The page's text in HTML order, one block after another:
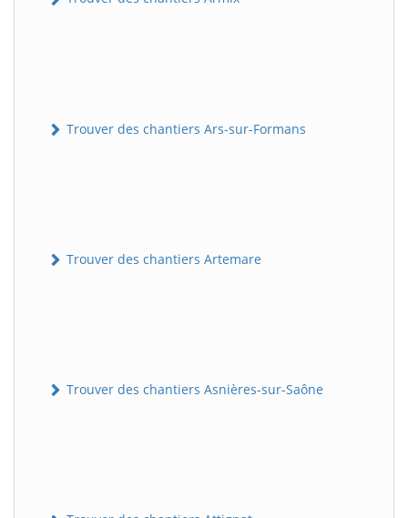
Trouver des chantiers Ars-sur-Formans
Trouver des chantiers Artemare
Trouver des chantiers Asnières-sur-Saône